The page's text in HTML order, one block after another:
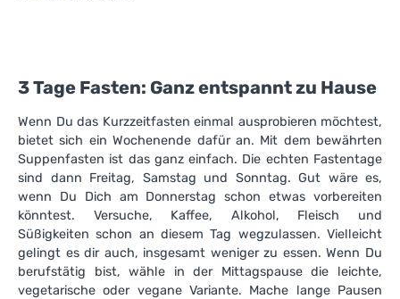
3 Tage Fasten: Ganz entspannt zu Hause
Wenn Du das Kurzzeitfasten einmal ausprobieren möchtest,
bietet sich ein Wochenende dafür an. Mit dem bewährten
Suppenfasten ist das ganz einfach. Die echten Fastentage
sind dann Freitag, Samstag und Sonntag. Gut wäre es,
wenn Du Dich am Donnerstag schon etwas vorbereiten
könntest. Versuche, Kaffee, Alkohol, Fleisch und
Süßigkeiten schon an diesem Tag wegzulassen. Vielleicht
gelingt es dir auch, insgesamt weniger zu essen. Wenn Du
berufstätig bist, wähle in der Mittagspause die leichte,
vegetarische oder vegane Variante. Mache lange Pausen